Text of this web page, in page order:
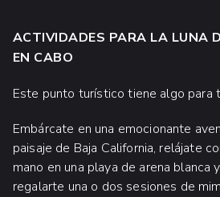
ACTIVIDADES PARA LA LUNA
EN CABO
Este punto turístico tiene algo para
Embárcate en una emocionante
paisaje de Baja California, relájate
mano en una playa de arena blanca
regalarte una o dos sesiones de